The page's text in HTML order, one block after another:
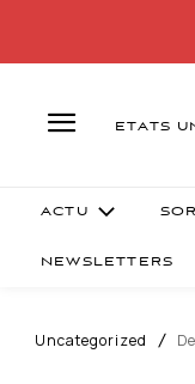
ETATS
ACTU
NEWSLETTERS
Uncategorized